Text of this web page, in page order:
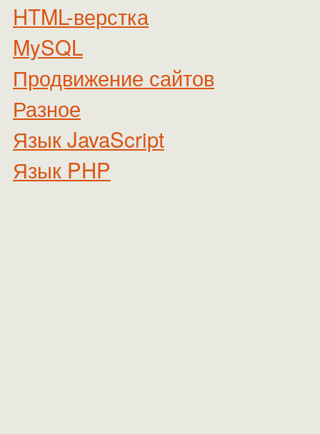
HTML-верстка
MySQL
Продвижение сайтов
Разное
Язык JavaScript
Язык PHP